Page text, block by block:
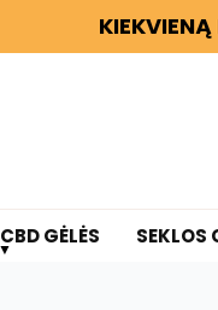
CBD GĖLĖS SEKLOS